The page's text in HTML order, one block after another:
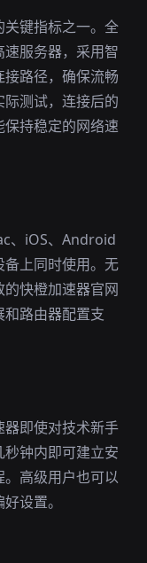
键指标之一。全
服务器，采用智
路径，确保流畅
测试，连接后的
持稳定的网络速
、iOS、Android
上同时使用。无
快橙加速器官网
路由器配置支
即使对技术新手
钟内即可建立安
高级用户也可以
设置。